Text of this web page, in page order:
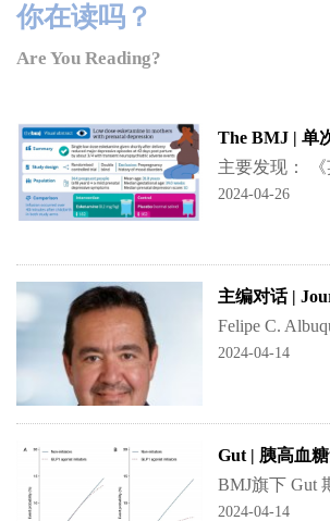
你在读吗？
Are You Reading?
2024-04-26
2024-04-14
2024-04-14